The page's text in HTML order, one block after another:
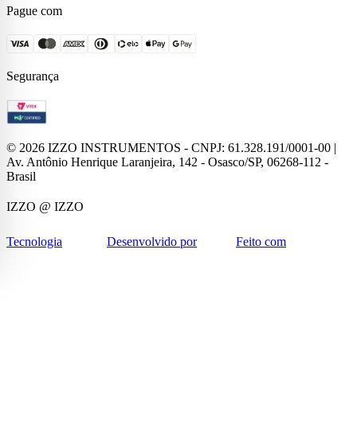
Pague com
Segurança
© 2026 IZZO INSTRUMENTOS - CNPJ: 61.328.191/0001-00 |
Av. Antônio Henrique Laranjeira, 142 - Osasco/SP, 06268-112 -
Brasil
IZZO @ IZZO
Tecnologia Desenvolvido por Feito com